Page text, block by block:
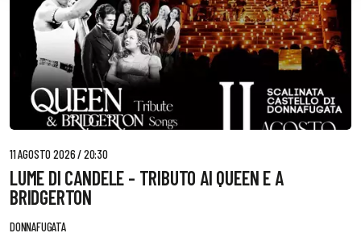
11 AGOSTO 2026 / 20:30
LUME DI CANDELE - TRIBUTO AI QUEEN E A
BRIDGERTON
DONNAFUGATA